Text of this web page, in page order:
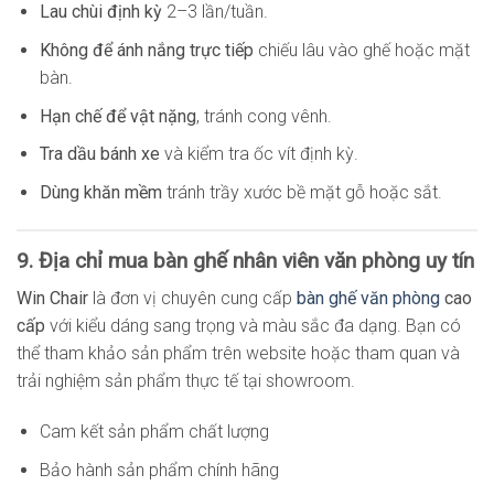
Lau chùi định kỳ2–3 lần/tuần.
Không để ánh nắng trực tiếp chiếu lâu vào ghế hoặc mặt
bàn.
Hạn chế để vật nặng, tránh cong vênh.
Tra dầu bánh xe và kiểm tra ốc vít định kỳ.
Dùng khăn mềm tránh trầy xước bề mặt gỗ hoặc sắt.
9. Địa chỉ mua bàn ghế nhân viên văn phòng uy tín
Win Chair là đơn vị chuyên cung cấp bàn ghế văn phòng cao
cấp với kiểu dáng sang trọng và màu sắc đa dạng. Bạn có
thể tham khảo sản phẩm trên website hoặc tham quan và
trải nghiệm sản phẩm thực tế tại showroom.
Cam kết sản phẩm chất lượng
Bảo hành sản phẩm chính hãng